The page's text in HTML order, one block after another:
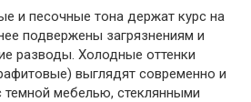
и песочные тона держат курс на
подвержены загрязнениям и
разводы. Холодные оттенки
выглядят современно и
темной мебелью, стеклянными